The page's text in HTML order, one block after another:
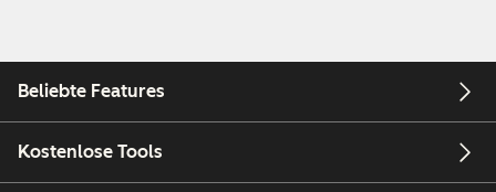
Beliebte Features
Kostenlose Tools